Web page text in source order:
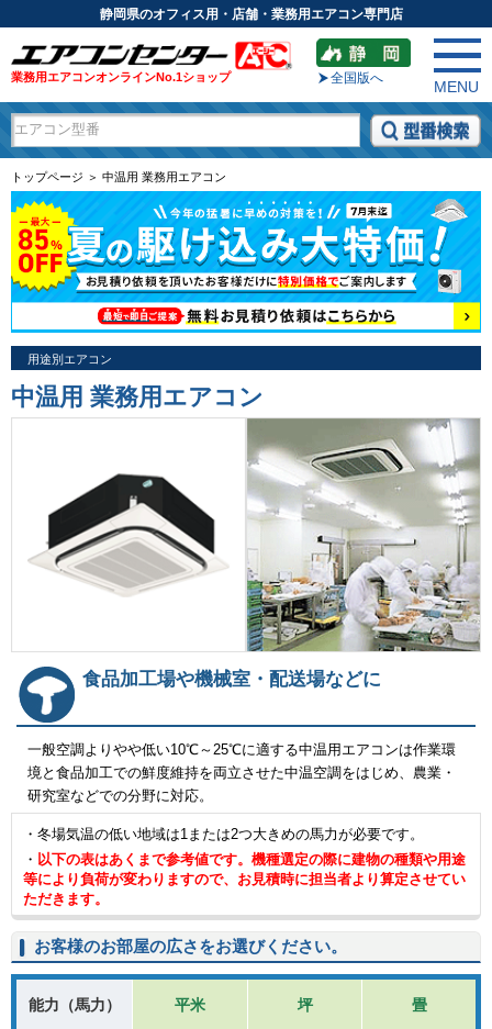
静岡県のオフィス用・店舗・業務用エアコン専門店
業務用エアコンオンラインNo.1ショップ 全国版へ
MENU
トップページ ＞ 中温用 業務用エアコン
用途別エアコン
中温用 業務用エアコン
食品加工場や機械室・配送場などに
一般空調よりやや低い10℃～25℃に適する中温用エアコンは作業環
境と食品加工での鮮度維持を両立させた中温空調をはじめ、農業・
研究室などでの分野に対応。
・冬場気温の低い地域は1または2つ大きめの馬力が必要です。
・ 以下の表はあくまで参考値です。機種選定の際に建物の種類や用途
等により負荷が変わりますので、お見積時に担当者より算定させてい
ただきます。
お客様のお部屋の広さをお選びください。
能力（馬力） 平米 坪 畳